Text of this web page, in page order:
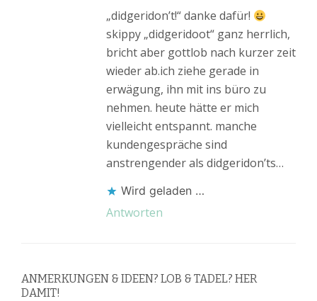
„didgeridon’t!“ danke dafür!
skippy „didgeridoot“ ganz herrlich,
bricht aber gottlob nach kurzer zeit
wieder ab.ich ziehe gerade in
erwägung, ihn mit ins büro zu
nehmen. heute hätte er mich
vielleicht entspannt. manche
kundengespräche sind
anstrengender als didgeridon’ts…
Wird geladen …
Antworten
ANMERKUNGEN & IDEEN? LOB & TADEL? HER
DAMIT!